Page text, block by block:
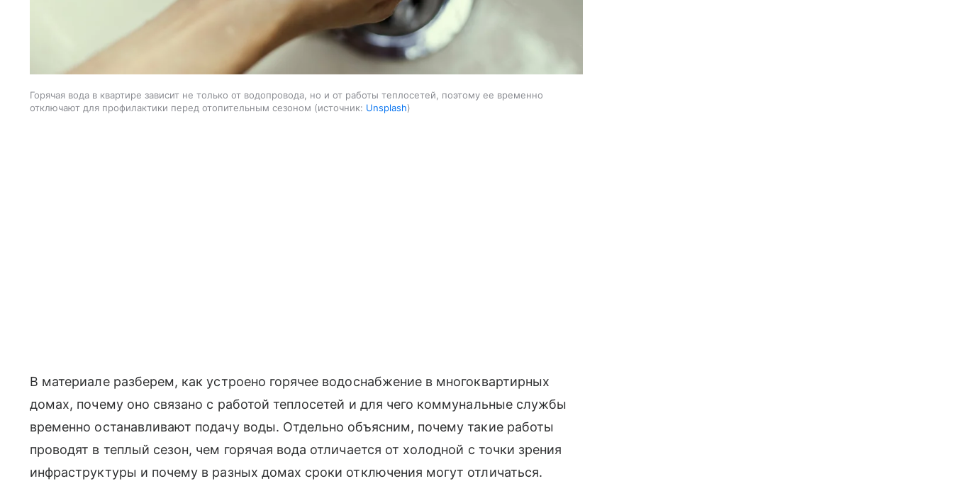
Горячая вода в квартире зависит не только от водопровода, но и от работы теплосетей, поэтому ее временно
отключают для профилактики перед отопительным сезоном
источник: Unsplash
В материале разберем, как устроено горячее водоснабжение в многоквартирных
домах, почему оно связано с работой теплосетей и для чего коммунальные службы
временно останавливают подачу воды. Отдельно объясним, почему такие работы
проводят в теплый сезон, чем горячая вода отличается от холодной с точки зрения
инфраструктуры и почему в разных домах сроки отключения могут отличаться.